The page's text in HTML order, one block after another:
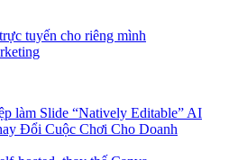
tuyến cho riêng mình
làm Slide “Natively Editable” AI
Đổi Cuộc Chơi Cho Doanh